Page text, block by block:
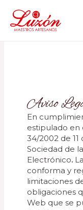
contenido
Aviso
En
estipulado en
34/2002 de 11
Sociedad de
Electrónico.
conforma y
limitaciones
obligaciones
Web que se